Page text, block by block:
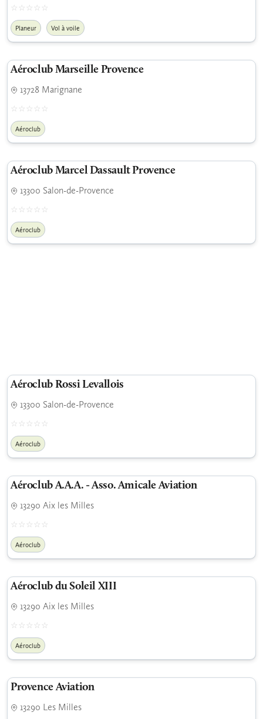
Planeur Vol à voile
Aéroclub Marseille Provence
13728 Marignane
Aéroclub
Aéroclub Marcel Dassault Provence
13300 Salon-de-Provence
Aéroclub
Aéroclub Rossi Levallois
13300 Salon-de-Provence
Aéroclub
Aéroclub A.A.A. - Asso. Amicale Aviation
13290 Aix les Milles
Aéroclub
Aéroclub du Soleil XIII
13290 Aix les Milles
Aéroclub
Provence Aviation
13290 Les Milles